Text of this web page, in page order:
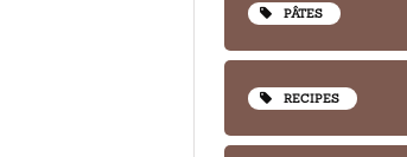
PÂTES
RECIPES